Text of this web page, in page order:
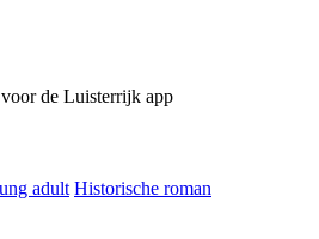
de Luisterrijk app
adult Historische roman